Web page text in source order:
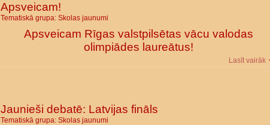
Apsveicam!
Tematiskā grupa: Skolas jaunumi
Apsveicam Rīgas valstpilsētas vācu valodas
olimpiādes laureātus!
Lasīt vairāk
Jaunieši debatē: Latvijas fināls
Tematiskā grupa: Skolas jaunumi